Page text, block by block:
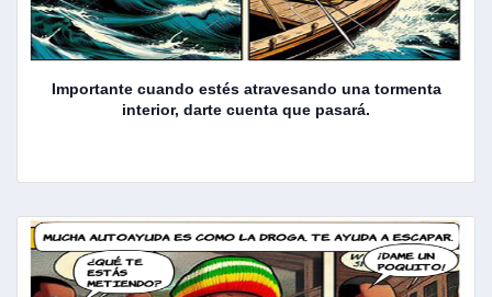
Importante cuando estés atravesando una tormenta
interior, darte cuenta que pasará.